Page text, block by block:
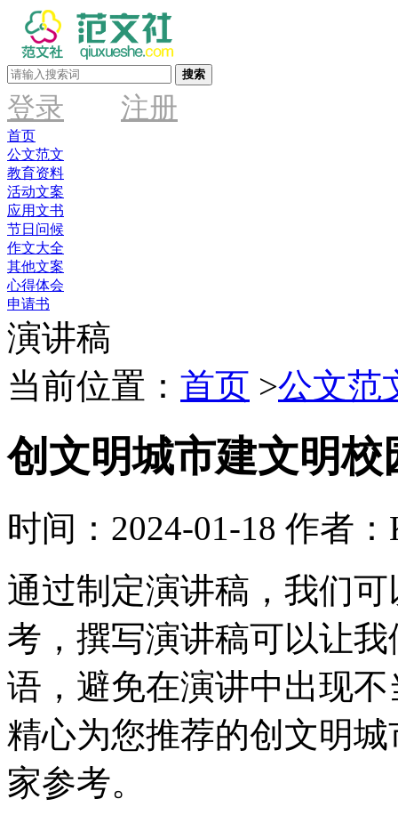
搜索
登录 注册
首页
公文范文
教育资料
活动文案
应用文书
节日问候
作文大全
其他文案
心得体会
申请书
演讲稿
当前位置： 首页 >公文范
创文明城市建文明校
时间：2024-01-18 作者：
通过制定演讲稿，我们
考，撰写演讲稿可以让
语，避免在演讲中出现
精心为您推荐的创文明
家参考。